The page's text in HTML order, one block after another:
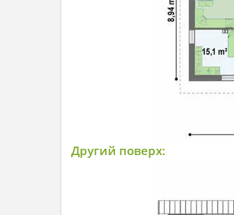
Другий поверх: